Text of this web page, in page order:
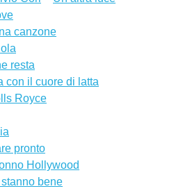
canzone
resta
con il cuore di latta
Royce
pronto
Hollywood
stanno bene